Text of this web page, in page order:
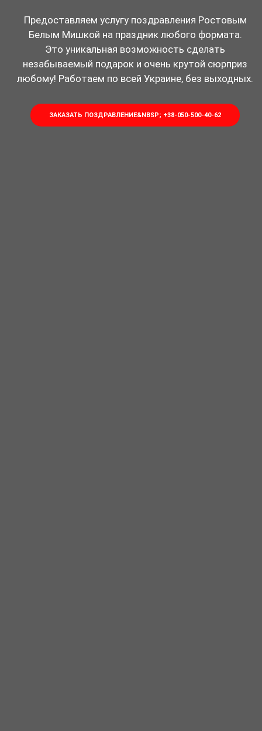
Предоставляем услугу поздравления Ростовым
Белым Мишкой на праздник любого формата.
Это уникальная возможность сделать
незабываемый подарок и очень крутой сюрприз
любому! Работаем по всей Украине, без выходных.
ЗАКАЗАТЬ ПОЗДРАВЛЕНИЕ&NBSP; +38-050-500-40-62